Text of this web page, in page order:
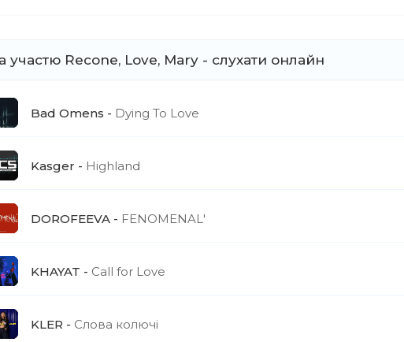
участю Recone, Love, Mary - слухати онлайн
Bad Omens Dying To Love
Kasger Highland
DOROFEEVA FENOMENAL'
KHAYAT Call for Love
KLER Слова колючі